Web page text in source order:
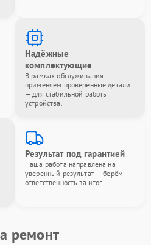
Надёжные
комплектующие
В рамках обслуживания
применяем проверенные детали
— для стабильной работы
устройства.
Результат под гарантией
Наша работа направлена на
уверенный результат — берём
ответственность за итог.
ремонт